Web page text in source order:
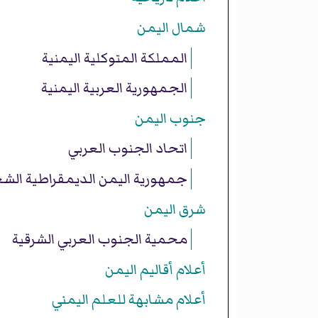
شمال اليمن
المملكة المتوكلية اليمنية
الجمهورية العربية اليمنية
جنوب اليمن
اتحاد الجنوب العربي
جمهورية اليمن الديمقراطية
شرق اليمن
محمية الجنوب العربي الشرقية
أعلام أقاليم اليمن
أعلام مشابهة للعلم اليمني